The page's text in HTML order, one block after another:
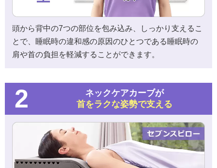
頭から背中の7つの部位を包み込み、しっかり支えるこ
とで、睡眠時の違和感の原因のひとつである睡眠時の
肩や首の負担を軽減することができます。
2
ネックケアカーブが
首をラクな姿勢で支える